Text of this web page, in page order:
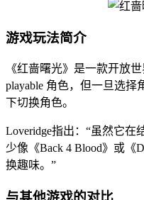
游戏玩法简介
《红啬曙光》是一款开放
playable 角色，但一旦选
下切换角色。
Loveridge指出：“虽然它
少像《Back 4 Blood》或《
换趣味。”
与其他游戏的对比